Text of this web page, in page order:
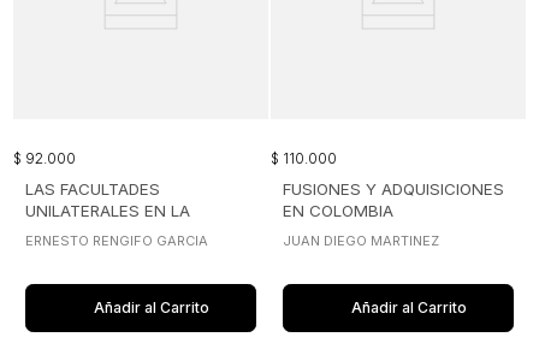
$ 92.000
LAS FACULTADES
UNILATERALES EN LA
CONTRATACION MODERNA
ERNESTO RENGIFO GARCIA
Añadir al Carrito
$ 110.000
FUSIONES Y ADQUISICIONES
EN COLOMBIA
JUAN DIEGO MARTINEZ
Añadir al Carrito